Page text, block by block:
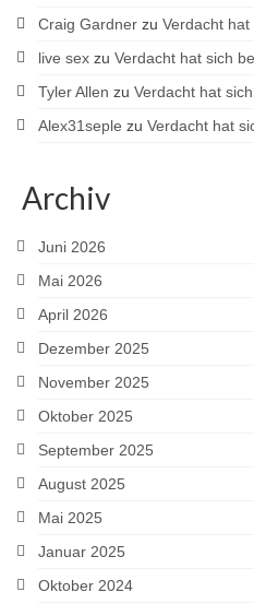
Craig Gardner zu Verdacht
live sex zu Verdacht hat sich
Tyler Allen zu Verdacht hat
Alex31seple zu Verdacht hat
Archiv
Juni 2026
Mai 2026
April 2026
Dezember 2025
November 2025
Oktober 2025
September 2025
August 2025
Mai 2025
Januar 2025
Oktober 2024